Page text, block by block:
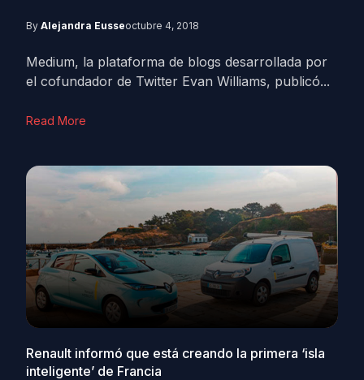
By Alejandra Eusseoctubre 4, 2018
Medium, la plataforma de blogs desarrollada por
el cofundador de Twitter Evan Williams, publicó...
Read More
Renault informó que está creando la primera ‘isla
inteligente’ de Francia